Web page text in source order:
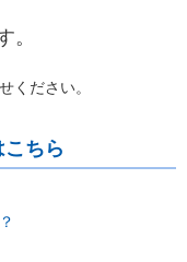
。
ください。
ちら